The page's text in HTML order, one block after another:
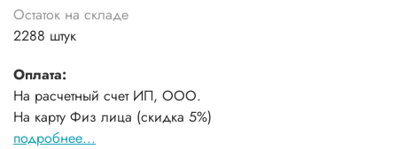
Остаток на складе
2288 штук
Оплата:
На расчетный счет ИП, ООО.
На карту Физ лица (скидка 5%)
подробнее...